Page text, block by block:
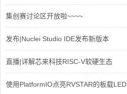
集创赛讨论区开放啦~~~~
发布|Nuclei Studio IDE发布新版本
直播|详解芯来科技RISC-V软硬生态
使用PlatformIO点亮RVSTAR的板载LED